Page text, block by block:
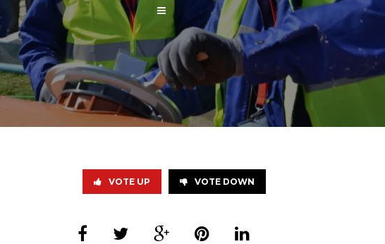
VOTE UP VOTE DOWN